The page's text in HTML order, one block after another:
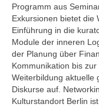
Programm aus
Exkursionen bietet die
Einführung in die
Module der inneren
der Planung über
Kommunikation bis
Weiterbildung aktuelle
Diskurse auf.
Kulturstandort Berlin